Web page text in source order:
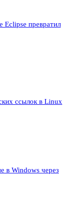
Eclipse превратил
ссылок в Linux
в Windows через